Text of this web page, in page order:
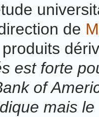
de
est forte
of
mais